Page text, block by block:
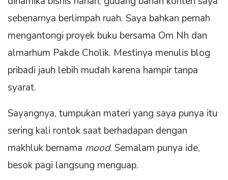
sebenarnya berlimpah ruah. Saya bahkan pernah
mengantongi proyek buku bersama Om Nh dan
almarhum Pakde Cholik. Mestinya menulis blog
pribadi jauh lebih mudah karena hampir tanpa
syarat.
Sayangnya, tumpukan materi yang saya punya itu
sering kali rontok saat berhadapan dengan
makhluk bernama mood. Semalam punya ide,
besok pagi langsung menguap.